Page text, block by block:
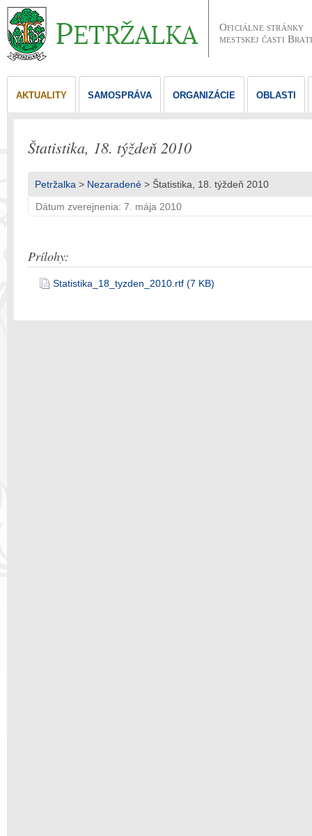
Oficiálne stránky
mestskej časti
AKTUALITY SAMOSPRÁVA ORGANIZÁCIE OBLASTI
Štatistika, 18. týždeň 2010
Petržalka > Nezaradené > Štatistika, 18. týždeň 2010
Dátum zverejnenia: 7. mája 2010
Prílohy:
Statistika_18_tyzden_2010.rtf (7 KB)